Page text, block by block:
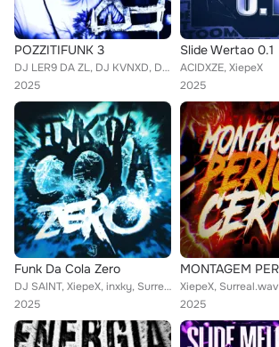
POZZITIFUNK 3
DJ LER9 DA ZL, DJ KVNXD, DJ LIMBU DA DZ7, XIEPEX
2025
Slide Wertao 0.1
ACIDXZE, XiepeX
2025
Funk Da Cola Zero
DJ SAINT, XiepeX, inxky, Surreal.wav
2025
XiepeX, Surreal.wav
2025